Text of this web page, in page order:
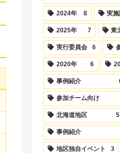
2024年 8 実
2025年 7 東
実行委員会 6
2020年 6
事例紹介
参加チーム向け
北海道地区 5
事例紹介
地区独自イベント 3